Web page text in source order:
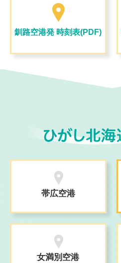
釧路空港発 時刻表(PDF)
帯広空港
女満別空港